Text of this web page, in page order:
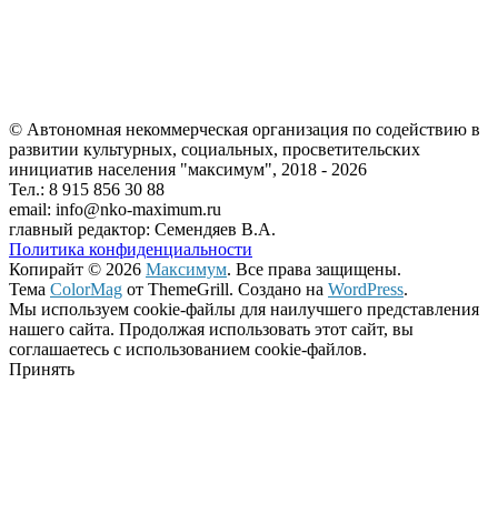
© Автономная некоммерческая организация по содействию в
развитии культурных, социальных, просветительских
инициатив населения "максимум", 2018 - 2026
Тел.: 8 915 856 30 88
email: info@nko-maximum.ru
главный редактор: Семендяев В.А.
Политика конфиденциальности
Копирайт © 2026 Максимум. Все права защищены.
Тема ColorMag от ThemeGrill. Создано на WordPress.
Мы используем cookie-файлы для наилучшего представления
нашего сайта. Продолжая использовать этот сайт, вы
соглашаетесь с использованием cookie-файлов.
Принять